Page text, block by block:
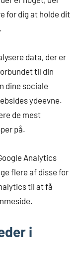
for dig at holde dit
data, der er
til din
dine sociale
ydeevne.
de mest
på.
Analytics
flere af disse for
til at få
i